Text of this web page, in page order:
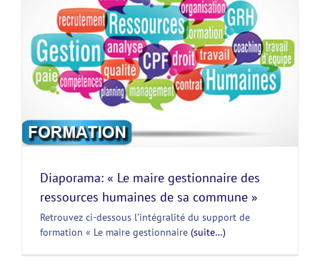
Diaporama: « Le maire gestionnaire des
ressources humaines de sa commune »
Retrouvez ci-dessous l’intégralité du support de
formation « Le maire gestionnaire (suite…)